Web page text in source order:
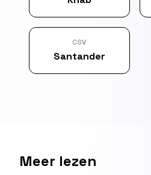
CSV
Santander
Meer lezen